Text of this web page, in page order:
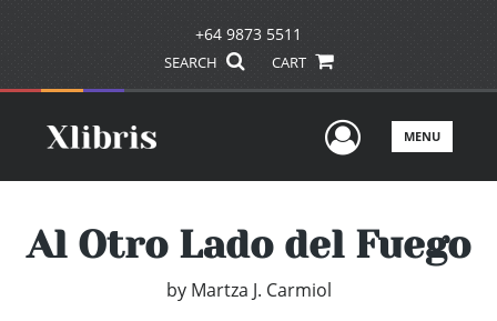
+64 9873 5511
SEARCH CART
UserMENU
Al Otro Lado del Fuego
by Martza J. Carmiol